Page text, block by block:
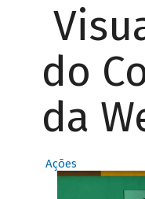
do
da
Ações